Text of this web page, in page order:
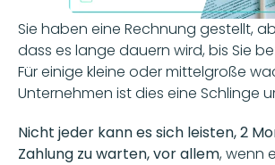
Sie haben eine Rechnung gestellt,
dass es lange dauern wird, bis Sie
Für einige kleine oder mittelgroße
Unternehmen ist dies eine Schlinge
Nicht jeder kann es sich leisten, 2
Zahlung zu warten, vor allem, wenn